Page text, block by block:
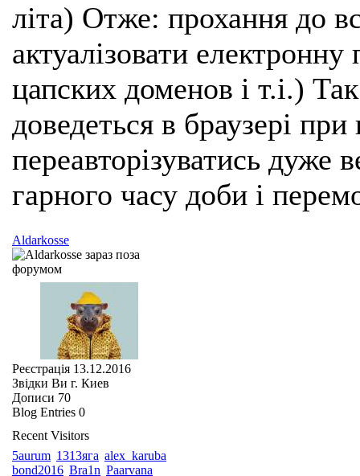
літа) Отже: прохання до
актуалізовати
цапских доменов і т.і.)
доведеться в браузері
переавторізуватись
гарного часу доби і
Aldarkosse
Реєстрація 13.12.2016
Звідки Ви г. Киев
Дописи 70
Blog Entries 0
Recent Visitors
5aurum 1313яга alex_karuba
bond2016 Bra1n Paarvana